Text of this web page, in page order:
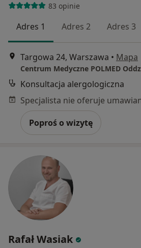
83 opinie
Adres 1 Adres 2 Adres 3
Targowa 24, Warszawa • Mapa
Centrum Medyczne POLMED
Konsultacja alergologiczna
Poproś o wizytę
Rafał Wasiak